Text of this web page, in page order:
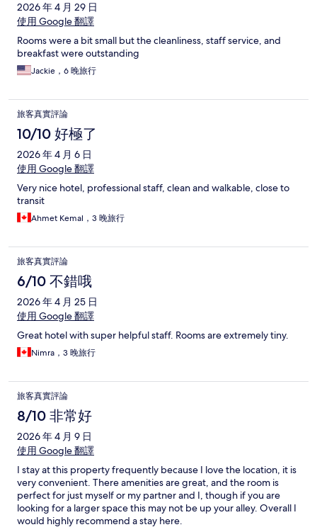
2026 年 4 月 29 日
使用 Google 翻譯
Rooms were a bit small but the cleanliness, staff service, and
breakfast were outstanding
Jackie，6 晚旅行
旅客真實評論
10/10 好極了
2026 年 4 月 6 日
使用 Google 翻譯
Very nice hotel, professional staff, clean and walkable, close to
transit
Ahmet Kemal，3 晚旅行
旅客真實評論
6/10 不錯哦
2026 年 4 月 25 日
使用 Google 翻譯
Great hotel with super helpful staff. Rooms are extremely tiny.
Nimra，3 晚旅行
旅客真實評論
8/10 非常好
2026 年 4 月 9 日
使用 Google 翻譯
I stay at this property frequently because I love the location, it is
very convenient. There amenities are great, and the room is
perfect for just myself or my partner and I, though if you are
looking for a larger space this may not be up your alley. Overall I
would highly recommend a stay here.